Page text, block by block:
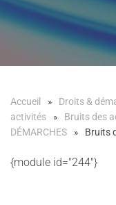
Accueil Droits &
activités
Bruits des
DÉMARCHES
Bruits
{module id="244"}